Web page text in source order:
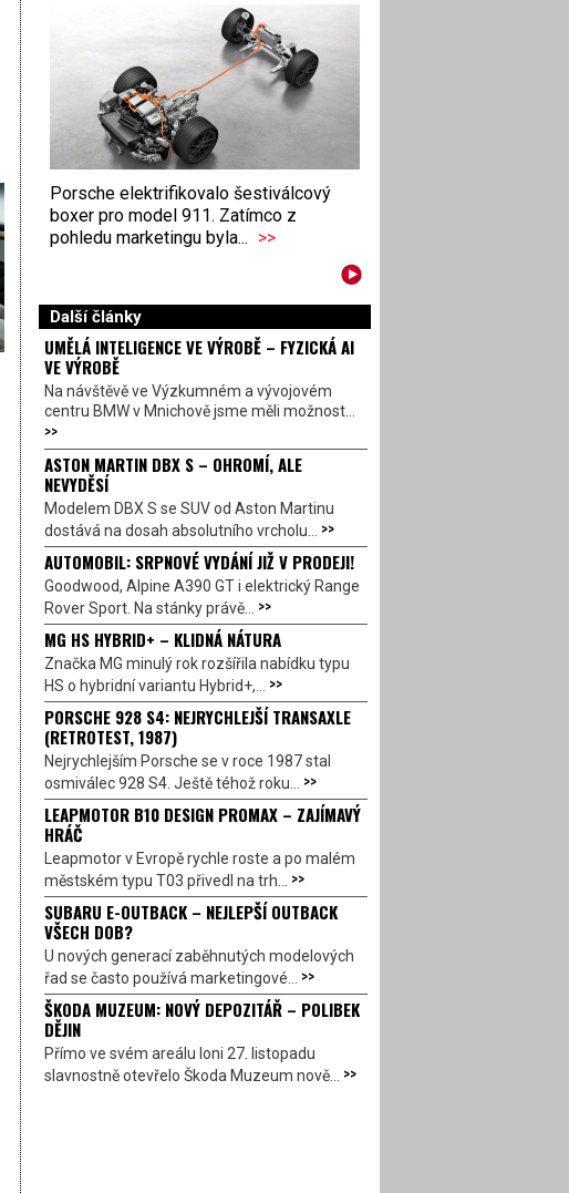
Porsche elektrifikovalo šestiválcový
boxer pro model 911. Zatímco z
pohledu marketingu byla... >>
Další články
UMĚLÁ INTELIGENCE VE VÝROBĚ – FYZICKÁ AI
VE VÝROBĚ
Na návštěvě ve Výzkumném a vývojovém
centru BMW v Mnichově jsme měli možnost...
>>
ASTON MARTIN DBX S – OHROMÍ, ALE
NEVYDĚSÍ
Modelem DBX S se SUV od Aston Martinu
dostává na dosah absolutního vrcholu... >>
AUTOMOBIL: SRPNOVÉ VYDÁNÍ JIŽ V PRODEJI!
Goodwood, Alpine A390 GT i elektrický Range
Rover Sport. Na stánky právě... >>
MG HS HYBRID+ – KLIDNÁ NÁTURA
Značka MG minulý rok rozšířila nabídku typu
HS o hybridní variantu Hybrid+,... >>
PORSCHE 928 S4: NEJRYCHLEJŠÍ TRANSAXLE
(RETROTEST, 1987)
Nejrychlejším Porsche se v roce 1987 stal
osmiválec 928 S4. Ještě téhož roku... >>
LEAPMOTOR B10 DESIGN PROMAX – ZAJÍMAVÝ
HRÁČ
Leapmotor v Evropě rychle roste a po malém
městském typu T03 přivedl na trh... >>
SUBARU E-OUTBACK – NEJLEPŠÍ OUTBACK
VŠECH DOB?
U nových generací zaběhnutých modelových
řad se často používá marketingové... >>
ŠKODA MUZEUM: NOVÝ DEPOZITÁŘ – POLIBEK
DĚJIN
Přímo ve svém areálu loni 27. listopadu
slavnostně otevřelo Škoda Muzeum nově... >>